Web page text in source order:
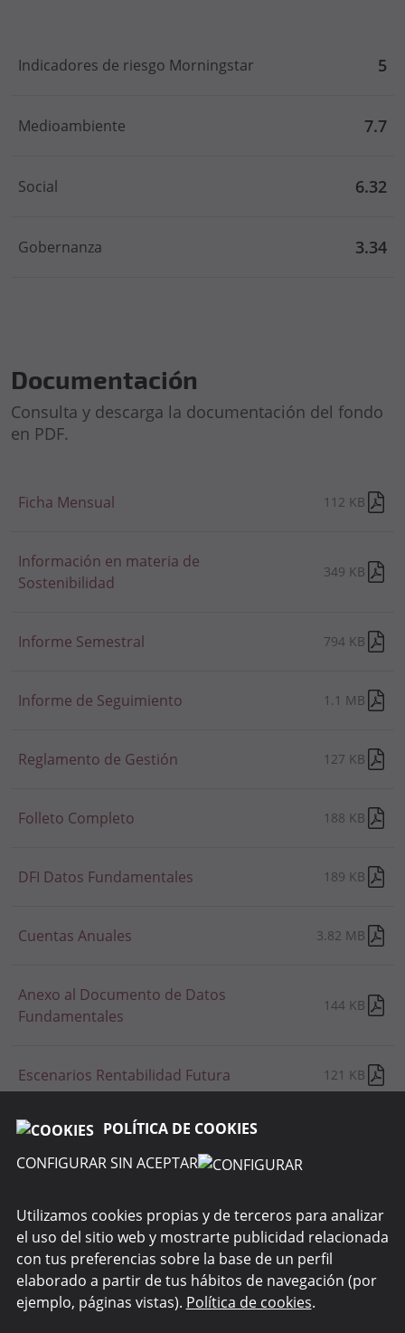
POLÍTICA DE COOKIES
CONFIGURAR SIN ACEPTAR
Utilizamos cookies propias y de terceros para analizar
el uso del sitio web y mostrarte publicidad relacionada
con tus preferencias sobre la base de un perfil
elaborado a partir de tus hábitos de navegación (por
ejemplo, páginas vistas). Política de cookies.
Indicadores de riesgo Morningstar 5
Medioambiente 7.7
Social 6.32
Gobernanza 3.34
Documentación
Consulta y descarga la documentación del fondo
en PDF.
Ficha Mensual 112 KB
Información en materia de
Sostenibilidad
349 KB
Informe Semestral 794 KB
Informe de Seguimiento 1.1 MB
Reglamento de Gestión 127 KB
Folleto Completo 188 KB
DFI Datos Fundamentales 189 KB
Cuentas Anuales 3.82 MB
Anexo al Documento de Datos
Fundamentales
144 KB
Escenarios Rentabilidad Futura 121 KB
WEBS DEL GRUPO
SEGURIDAD